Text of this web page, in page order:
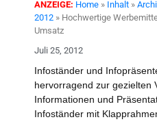
ANZEIGE: Home » Inhalt »
2012 » Hochwertige
Umsatz
Juli 25, 2012
Infoständer und
hervorragend zur gezielten
Informationen und
Infoständer mit